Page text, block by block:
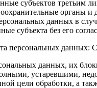
субъектов третьим
органы и
данных в
субъекта без его
данных:
данных, их
устаревшими,
цели обработки, а